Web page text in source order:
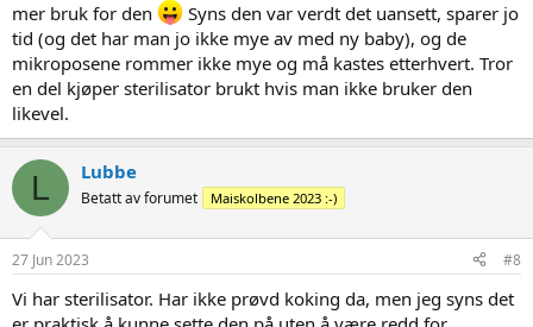
mer bruk for den
Syns den var verdt det uansett, sparer jo
tid (og det har man jo ikke mye av med ny baby), og de
mikroposene rommer ikke mye og må kastes etterhvert. Tror
en del kjøper sterilisator brukt hvis man ikke bruker den
likevel.
L Lubbe
Betatt av forumet Maiskolbene 2023 :-)
27 Jun 2023 #8
Vi har sterilisator. Har ikke prøvd koking da, men jeg syns det